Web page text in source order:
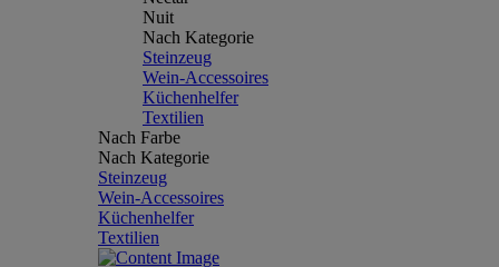
Nuit
Nach Kategorie
Steinzeug
Wein-Accessoires
Küchenhelfer
Textilien
Nach Farbe
Nach Kategorie
Steinzeug
Wein-Accessoires
Küchenhelfer
Textilien